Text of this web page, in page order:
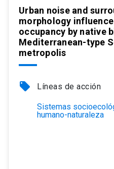
Urban noise and
morphology
occupancy by native
Mediterranean-type
metropolis
local_offer Líneas de acción
Sistemas
humano-naturaleza